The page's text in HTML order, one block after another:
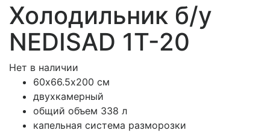
Холодильник б/у
NEDISAD 1T-20
Нет в наличии
60х66.5х200 см
двухкамерный
общий объем 338 л
капельная система разморозки